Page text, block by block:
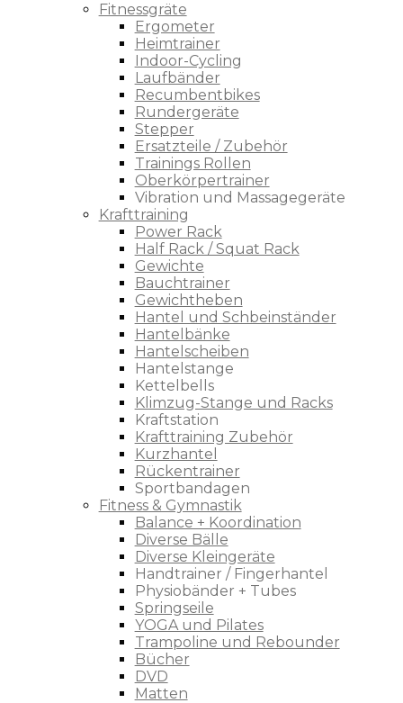
Fitnessgräte
Ergometer
Heimtrainer
Indoor-Cycling
Laufbänder
Recumbentbikes
Rundergeräte
Stepper
Ersatzteile / Zubehör
Trainings Rollen
Oberkörpertrainer
Vibration und Massagegeräte
Krafttraining
Power Rack
Half Rack / Squat Rack
Gewichte
Bauchtrainer
Gewichtheben
Hantel und Schbeinständer
Hantelbänke
Hantelscheiben
Hantelstange
Kettelbells
Klimzug-Stange und Racks
Kraftstation
Krafttraining Zubehör
Kurzhantel
Rückentrainer
Sportbandagen
Fitness & Gymnastik
Balance + Koordination
Diverse Bälle
Diverse Kleingeräte
Handtrainer / Fingerhantel
Physiobänder + Tubes
Springseile
YOGA und Pilates
Trampoline und Rebounder
Bücher
DVD
Matten